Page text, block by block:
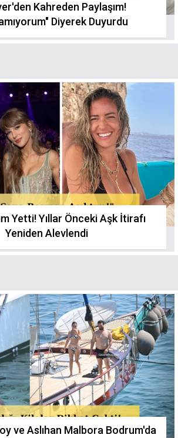
Kahreden Paylaşım!
Diyerek Duyurdu
Yetti! Yıllar Önceki Aşk İtirafı
Yeniden Alevlendi
ve Aslıhan Malbora Bodrum'da